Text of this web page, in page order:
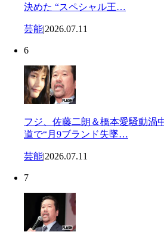
決めた “スペシャル王…
芸能|2026.07.11
6
フジ、佐藤二朗＆橋本愛騒動渦
道で“月9ブランド失墜…
芸能|2026.07.11
7